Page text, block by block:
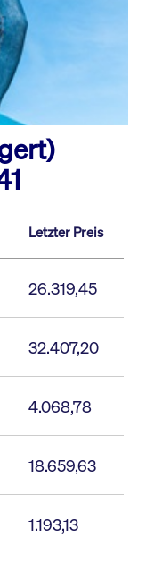
Letzter Preis
26.319,45
32.407,20
4.068,78
18.659,63
1.193,13